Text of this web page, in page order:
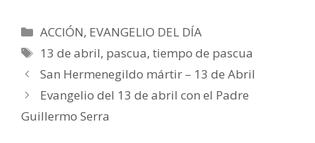
Categorías
ACCIÓN, EVANGELIO DEL DÍA
Etiquetas
13 de abril, pascua,tiempo de pascua
San Hermenegildo mártir – 13 de Abril
Evangelio del 13 de abril con el Padre
Guillermo Serra